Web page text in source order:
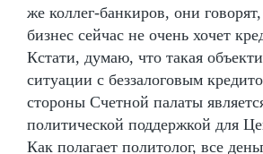
же коллег-банкиров, они
бизнес сейчас не очень хочет
Кстати, думаю, что такая
ситуации с беззалоговым
стороны Счетной палаты
политической поддержкой для
Как полагает политолог, все